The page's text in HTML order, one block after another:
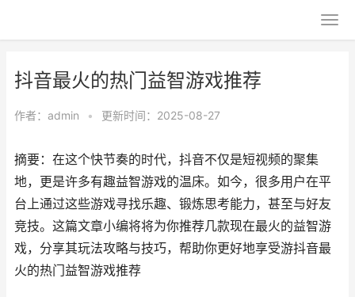
抖音最火的热门益智游戏推荐
作者： admin • 更新时间：2025-08-27
摘要：在这个快节奏的时代，抖音不仅是短视频的聚集
地，更是许多有趣益智游戏的温床。如今，很多用户在平
台上通过这些游戏寻找乐趣、锻炼思考能力，甚至与好友
竞技。这篇文章小编将将为你推荐几款现在最火的益智游
戏，分享其玩法攻略与技巧，帮助你更好地享受游抖音最
火的热门益智游戏推荐